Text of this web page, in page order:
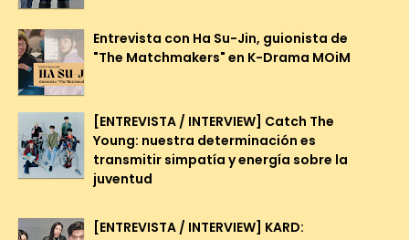
Entrevista con Ha Su-Jin, guionista de
"The Matchmakers" en K-Drama MOiM
[ENTREVISTA / INTERVIEW] Catch The
Young: nuestra determinación es
transmitir simpatía y energía sobre la
juventud
[ENTREVISTA / INTERVIEW] KARD: